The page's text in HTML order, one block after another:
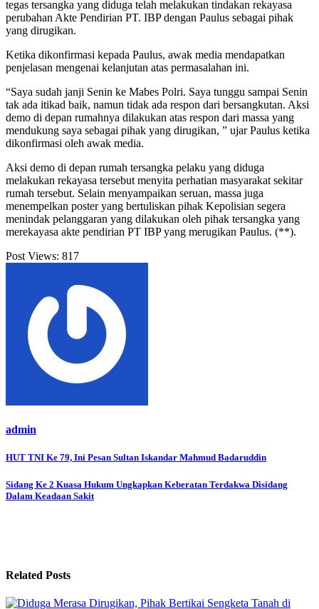
tegas tersangka yang diduga telah melakukan tindakan rekayasa
perubahan Akte Pendirian PT. IBP dengan Paulus sebagai pihak
yang dirugikan.
Ketika dikonfirmasi kepada Paulus, awak media mendapatkan
penjelasan mengenai kelanjutan atas permasalahan ini.
“Saya sudah janji Senin ke Mabes Polri. Saya tunggu sampai Senin
tak ada itikad baik, namun tidak ada respon dari bersangkutan. Aksi
demo di depan rumahnya dilakukan atas respon dari massa yang
mendukung saya sebagai pihak yang dirugikan, ” ujar Paulus ketika
dikonfirmasi oleh awak media.
Aksi demo di depan rumah tersangka pelaku yang diduga
melakukan rekayasa tersebut menyita perhatian masyarakat sekitar
rumah tersebut. Selain menyampaikan seruan, massa juga
menempelkan poster yang bertuliskan pihak Kepolisian segera
menindak pelanggaran yang dilakukan oleh pihak tersangka yang
merekayasa akte pendirian PT IBP yang merugikan Paulus. (**).
Post Views: 817
admin
Post
navigation
HUT TNI Ke 79, Ini Pesan Sultan Iskandar Mahmud Badaruddin
Sidang Ke 2 Kuasa Hukum Ungkapkan Keberatan Terdakwa Disidang
Dalam Keadaan Sakit
Related Posts